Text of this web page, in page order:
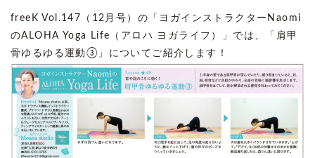
freeK Vol.147（12月号）の「ヨガインストラクターNaomi
のALOHA Yoga Life（アロハ ヨガライフ）」では、「肩甲
骨ゆるゆる運動③」についてご紹介します！